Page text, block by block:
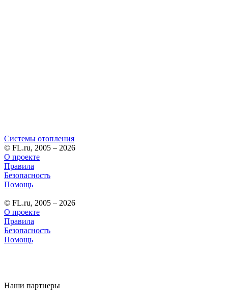
Системы отопления
© FL.ru, 2005 – 2026
О проекте
Правила
Безопасность
Помощь
© FL.ru, 2005 – 2026
О проекте
Правила
Безопасность
Помощь
Наши партнеры